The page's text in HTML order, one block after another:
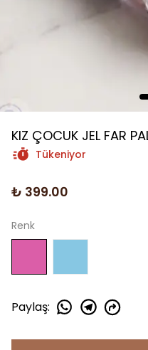
KIZ ÇOCUK JEL FAR
Tükeniyor
₺ 399.00
Renk
Paylaş: